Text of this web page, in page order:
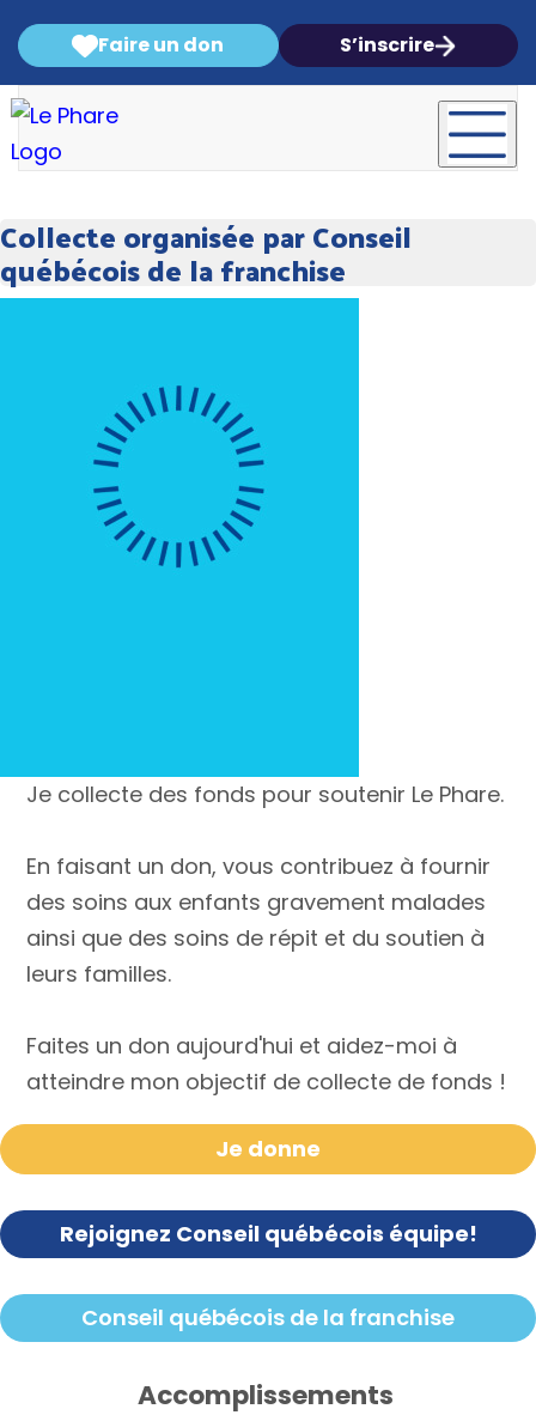
Faire un don S’inscrire
Collecte organisée par Conseil
québécois de la franchise
Je collecte des fonds pour soutenir Le Phare.
En faisant un don, vous contribuez à fournir
des soins aux enfants gravement malades
ainsi que des soins de répit et du soutien à
leurs familles.
Faites un don aujourd'hui et aidez-moi à
atteindre mon objectif de collecte de fonds !
Je donne
Rejoignez Conseil québécois équipe!
Conseil québécois de la franchise
Accomplissements